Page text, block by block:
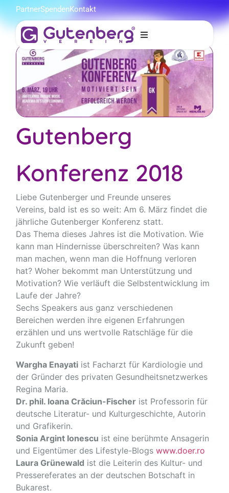
PartnerSpendenKontakt
Gutenberg
Konferenz 2018
Liebe Gutenberger und Freunde unseres
Vereins, bald ist es so weit: Am 6. März findet die
jährliche Gutenberger Konferenz statt.
Das Thema dieses Jahres ist die Motivation. Wie
kann man Hindernisse überschreiten? Was kann
man machen, wenn man die Hoffnung verloren
hat? Woher bekommt man Unterstützung und
Motivation? Wie verläuft die Selbstentwicklung im
Laufe der Jahre?
Sechs Speakers aus ganz verschiedenen
Bereichen werden ihre eigenen Erfahrungen
erzählen und uns wertvolle Ratschläge für die
Zukunft geben!
Wargha Enayati ist Facharzt für Kardiologie und
der Gründer des privaten Gesundheitsnetzwerkes
Regina Maria.
Dr. phil. Ioana Crăciun-Fischer ist Professorin für
deutsche Literatur- und Kulturgeschichte, Autorin
und Grafikerin.
Sonia Argint Ionescu ist eine berühmte Ansagerin
und Eigentümer des Lifestyle-Blogswww.doer.ro
Laura Grünewald ist die Leiterin des Kultur- und
Pressereferates an der deutschen Botschaft in
Bukarest.